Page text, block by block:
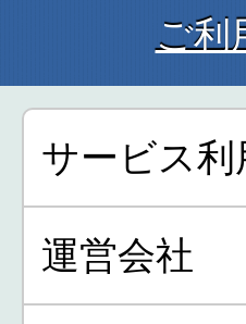
ご利
サービス利
運営会社